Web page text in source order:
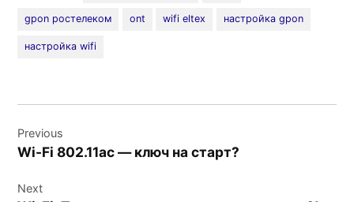
gpon ростелеком ont wifi eltex настройка gpon
настройка wifi
по
записям
Previous
Wi-Fi 802.11ac — ключ на старт?
Next